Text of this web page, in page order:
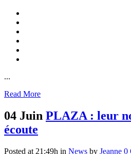
...
Read More
04 Juin PLAZA : leur
écoute
Posted at 21:49h in News by Jeanne 0